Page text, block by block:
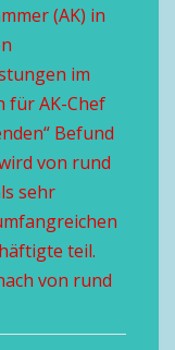
(AK) in
im
für AK-Chef
Befund
von rund
sehr
teil.
von rund